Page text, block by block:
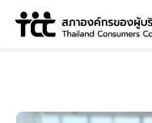
Skip
สับปะรดสีชมพู